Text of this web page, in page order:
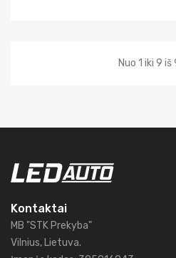
Nuo 1 iki 9 iš
Kontaktai
MB "STK Prekyba"
Vilnius, Lietuva.